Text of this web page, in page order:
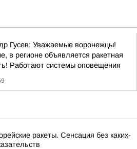
Гусев: Уважаемые воронежцы!
в регионе объявляется ракетная
Работают системы оповещения
ракеты. Сенсация без каких-